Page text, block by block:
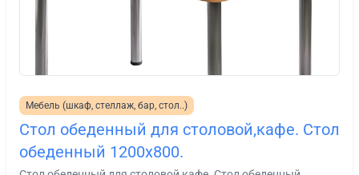
Мебель (шкаф, стеллаж, бар, стол..)
Стол обеденный для столовой,кафе. Стол
обеденный 1200х800.